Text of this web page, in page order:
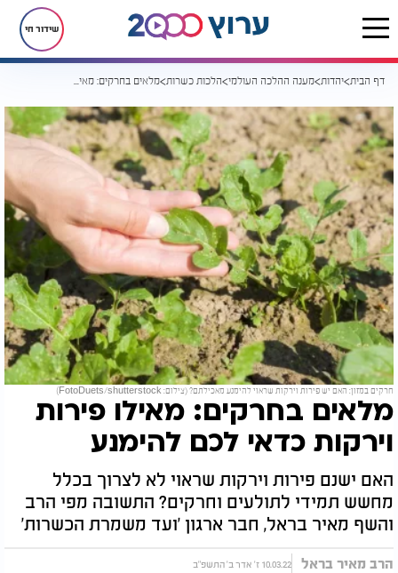
שידור חי
דף הבית יהדות מענה ההלכה העולמי הלכות כשרות מלאים בחרקים: מאילו פירות וירקות כדאי לכם להימנע
חרקים במזון: האם יש פירות וירקות שראוי להימנע מאכילתם? (צילום: FotoDuets/shutterstock)
מלאים בחרקים: מאילו פירות
וירקות כדאי לכם להימנע
האם ישנם פירות וירקות שראוי לא לצרוך בכלל
מחשש תמידי לתולעים וחרקים? התשובה מפי הרב
והשף מאיר בראל, חבר ארגון 'ועד משמרת הכשרות'
הרב מאיר בראל 10.03.22 ז' אדר ב' התשפ"ב